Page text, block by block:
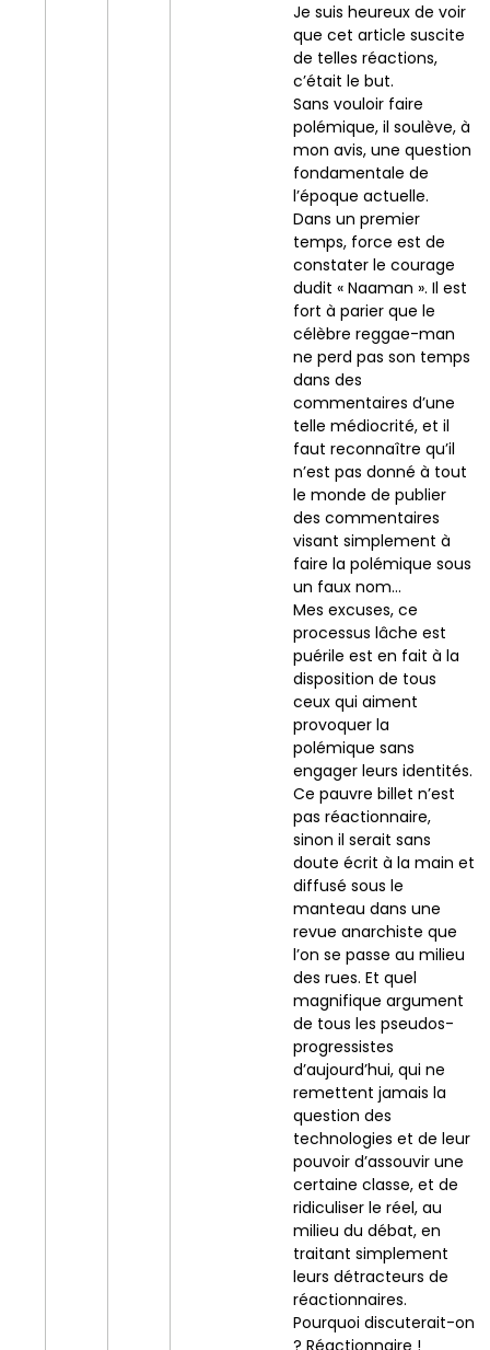
Je suis heureux de voir
que cet article suscite
de telles réactions,
c’était le but.
Sans vouloir faire
polémique, il soulève, à
mon avis, une question
fondamentale de
l’époque actuelle.
Dans un premier
temps, force est de
constater le courage
dudit « Naaman ». Il est
fort à parier que le
célèbre reggae-man
ne perd pas son temps
dans des
commentaires d’une
telle médiocrité, et il
faut reconnaître qu’il
n’est pas donné à tout
le monde de publier
des commentaires
visant simplement à
faire la polémique sous
un faux nom…
Mes excuses, ce
processus lâche est
puérile est en fait à la
disposition de tous
ceux qui aiment
provoquer la
polémique sans
engager leurs identités.
Ce pauvre billet n’est
pas réactionnaire,
sinon il serait sans
doute écrit à la main et
diffusé sous le
manteau dans une
revue anarchiste que
l’on se passe au milieu
des rues. Et quel
magnifique argument
de tous les pseudos-
progressistes
d’aujourd’hui, qui ne
remettent jamais la
question des
technologies et de leur
pouvoir d’assouvir une
certaine classe, et de
ridiculiser le réel, au
milieu du débat, en
traitant simplement
leurs détracteurs de
réactionnaires.
Pourquoi discuterait-on